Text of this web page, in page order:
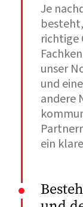
Je
richtige
unser
und
andere
ein